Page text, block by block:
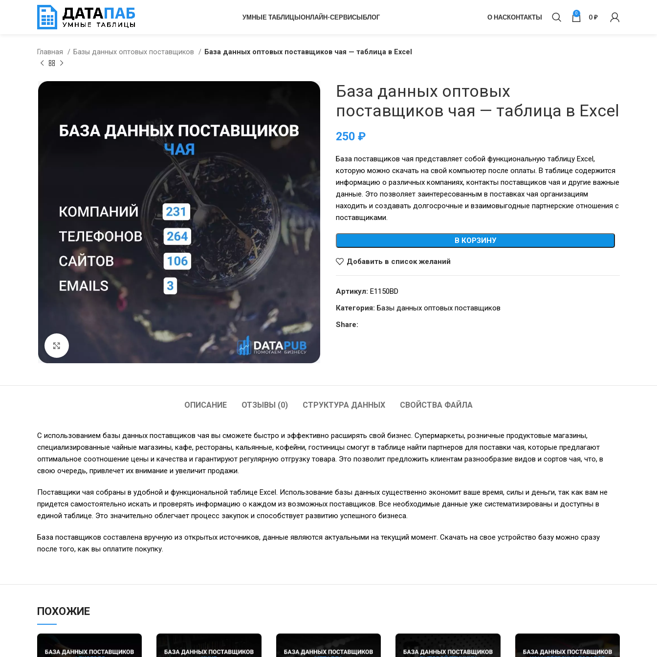
УМНЫЕ ТАБЛИЦЫОНЛАЙН-СЕРВИСЫБЛОГ О НАСКОНТАКТЫ 0 0₽
Главная Базы данных оптовых поставщиков База данных оптовых поставщиков чая — таблица в Excel
База данных оптовых
поставщиков чая — таблица в Excel
₽
База поставщиков чая представляет собой функциональную таблицу Excel,
которую можно скачать на свой компьютер после оплаты. В таблице содержится
информацию о различных компаниях, контакты поставщиков чая и другие важные
данные. Это позволяет заинтересованным в поставках чая организациям
находить и создавать долгосрочные и взаимовыгодные партнерские отношения с
поставщиками.
В КОРЗИНУ
Добавить в список желаний
Артикул: E1150BD
Категория: Базы данных оптовых поставщиков
Share:
ОПИСАНИЕ ОТЗЫВЫ (0) СТРУКТУРА ДАННЫХ СВОЙСТВА ФАЙЛА
С использованием базы данных поставщиков чая вы сможете быстро и эффективно расширять свой бизнес. Супермаркеты, розничные продуктовые магазины,
специализированные чайные магазины, кафе, рестораны, кальянные, кофейни, гостиницы смогут в таблице найти партнеров для поставки чая, которые предлагают
оптимальное соотношение цены и качества и гарантируют регулярную отгрузку товара. Это позволит предложить клиентам разнообразие видов и сортов чая, что, в
свою очередь, привлечет их внимание и увеличит продажи.
Поставщики чая собраны в удобной и функциональной таблице Excel. Использование базы данных существенно экономит ваше время, силы и деньги, так как вам не
придется самостоятельно искать и проверять информацию о каждом из возможных поставщиков. Все необходимые данные уже систематизированы и доступны в
единой таблице. Это значительно облегчает процесс закупок и способствует развитию успешного бизнеса.
База поставщиков составлена вручную из открытых источников, данные являются актуальными на текущий момент. Скачать на свое устройство базу можно сразу
после того, как вы оплатите покупку.
ПОХОЖИЕ